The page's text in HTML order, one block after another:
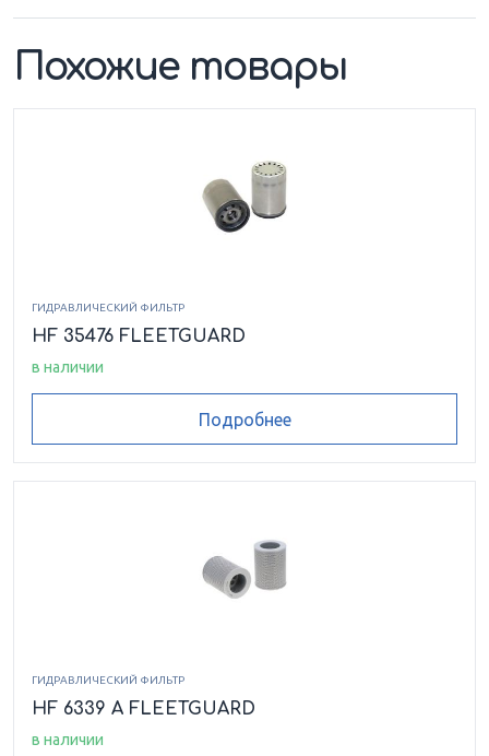
Похожие товары
ГИДРАВЛИЧЕСКИЙ ФИЛЬТР
HF 35476 FLEETGUARD
в наличии
Подробнее
ГИДРАВЛИЧЕСКИЙ ФИЛЬТР
HF 6339 A FLEETGUARD
в наличии